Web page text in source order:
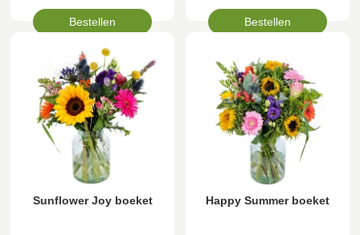
Bestellen Bestellen
Sunflower Joy boeket Happy Summer boeket